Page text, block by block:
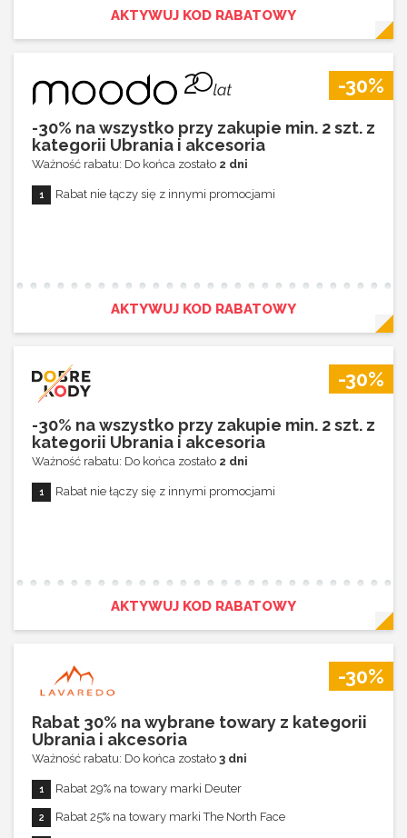
AKTYWUJ KOD RABATOWY
-30%
-30% na wszystko przy zakupie min. 2 szt. z
kategorii Ubrania i akcesoria
Ważność rabatu: Do końca zostało 2 dni
Rabat nie łączy się z innymi promocjami
AKTYWUJ KOD RABATOWY
-30%
-30% na wszystko przy zakupie min. 2 szt. z
kategorii Ubrania i akcesoria
Ważność rabatu: Do końca zostało 2 dni
Rabat nie łączy się z innymi promocjami
AKTYWUJ KOD RABATOWY
-30%
Rabat 30% na wybrane towary z kategorii
Ubrania i akcesoria
Ważność rabatu: Do końca zostało 3 dni
Rabat 29% na towary marki Deuter
Rabat 25% na towary marki The North Face